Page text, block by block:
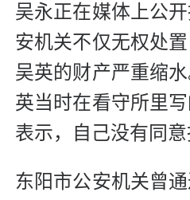
吴永正在媒体上公
安机关不仅无权处
吴英的财产严重缩
英当时在看守所里
表示，自己没有同意
东阳市公安机关曾